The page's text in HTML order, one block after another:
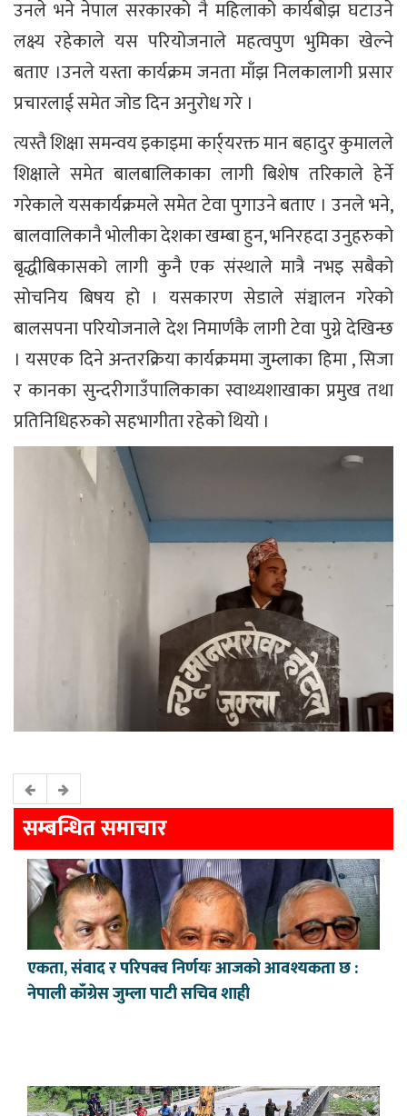
उनले भने नेपाल सरकारको नै महिलाको कार्यबोझ घटाउने
लक्ष्य रहेकाले यस परियोजनाले महत्वपुण भुमिका खेल्ने
बताए ।उनले यस्ता कार्यक्रम जनता माँझ निलकालागी प्रसार
प्रचारलाई समेत जोड दिन अनुरोध गरे ।
त्यस्तै शिक्षा समन्वय इकाइमा कार्र्यरक्त मान बहादुर कुमालले
शिक्षाले समेत बालबालिकाका लागी बिशेष तरिकाले हेर्ने
गरेकाले यसकार्यक्रमले समेत टेवा पुगाउने बताए । उनले भने,
बालवालिकानै भोलीका देशका खम्बा हुन, भनिरहदा उनुहरुको
बृद्धीबिकासको लागी कुनै एक संस्थाले मात्रै नभइ सबैको
सोचनिय बिषय हो । यसकारण सेडाले संञ्चालन गरेको
बालसपना परियोजनाले देश निमार्णकै लागी टेवा पुग्ने देखिन्छ
। यसएक दिने अन्तरक्रिया कार्यक्रममा जुम्लाका हिमा , सिजा
र कानका सुन्दरीगाउँपालिकाका स्वाथ्यशाखाका प्रमुख तथा
प्रतिनिधिहरुको सहभागीता रहेको थियो ।
सम्बन्धित समाचार
एकता, संवाद र परिपक्व निर्णयः आजको आवश्यकता छ :
नेपाली काँग्रेस जुम्ला पाटी सचिव शाही